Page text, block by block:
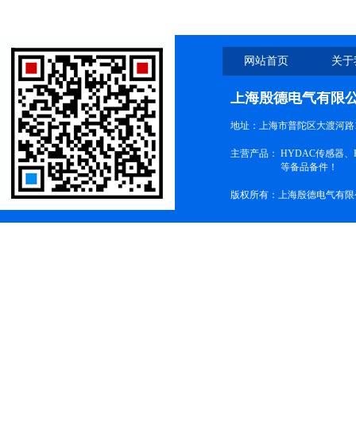
网站首页 关
上海殷德电气有限
地址：上海市普陀区大渡河路
主营产品： HYDAC传感器、
等备品备件！
版权所有：上海殷德电气有